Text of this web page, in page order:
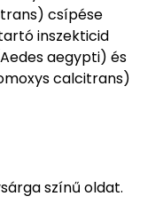
csípése
inszekticid
aegypti) és
calcitrans)
színű oldat.